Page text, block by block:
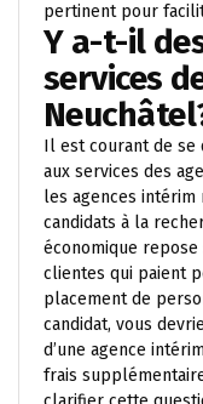
pertinent pour
Y a-t-il
services
Il est courant de se
aux services des
les agences
candidats à la
économique
clientes qui paient
placement de
candidat, vous
d’une agence
frais